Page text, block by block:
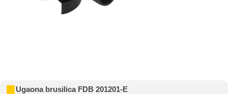
Ugaona brusilica FDB 201201-E